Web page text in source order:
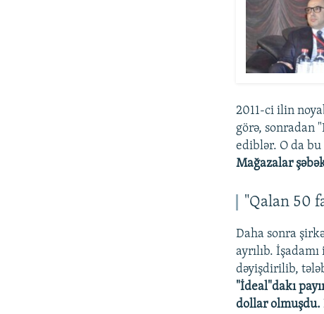
2011-ci ilin
görə, sonradan
ediblər. O da
Mağazalar
"Qalan 50
Daha sonra
ayrılıb.
dəyişdirilib,
"İdeal"dakı
dollar olmuşdu.